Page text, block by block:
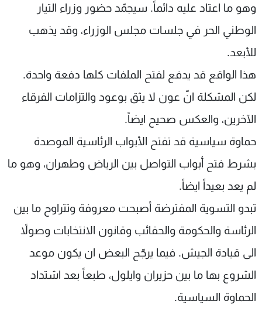
وهو ما اعتاد عليه دائماً. سيجمّد حضور وزراء التيار
الوطني الحر في جلسات مجلس الوزراء، وقد يذهب
للأبعد.
هذا الواقع قد يدفع لفتح الملفات كلها دفعة واحدة.
لكن المشكلة انّ عون لا يثق بوعود والتزامات الفرقاء
الآخرين، والعكس صحيح ايضاً.
حماوة سياسية قد تفتح الأبواب الرئاسية الموصدة
بشرط فتح أبواب التواصل بين الرياض وطهران، وهو ما
لم يعد بعيداً ايضاً.
تبدو التسوية المفترضة أصبحت معروفة وتتراوح ما بين
الرئاسة والحكومة والحقائب وقانون الانتخابات وصولاً
الى قيادة الجيش. فيما يرجّح البعض ان يكون موعد
الشروع بها ما بين حزيران وايلول، طبعاً بعد اشتداد
الحماوة السياسية.